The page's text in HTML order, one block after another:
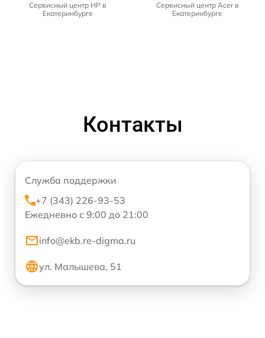
Сервисный центр HP в
Екатеринбурге
Сервисный центр Acer в
Екатеринбурге
Контакты
Служба поддержки
+7 (343) 226-93-53
Ежедневно с 9:00 до 21:00
info@ekb.re-digma.ru
ул. Малышева, 51